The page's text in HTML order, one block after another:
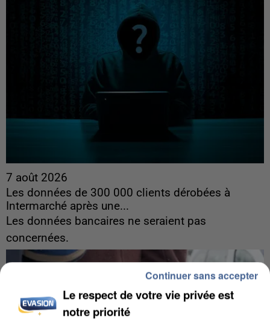
7 août 2026
Les données de 300 000 clients dérobées à
Intermarché après une...
Les données bancaires ne seraient pas
concernées.
Le respect de votre vie privée est
notre priorité
Continuer sans accepter